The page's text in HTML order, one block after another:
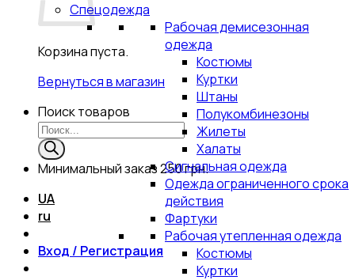
Корзина пуста.
Вернуться в магазин
Поиск товаров
Минимальный заказ250 грн.
UA
ru
Вход / Регистрация
Спецодежда
Рабочая демисезонная
одежда
Костюмы
Куртки
Штаны
Полукомбинезоны
Жилеты
Халаты
Сигнальная одежда
Одежда ограниченного срока
действия
Фартуки
Рабочая утепленная одежда
Костюмы
Куртки